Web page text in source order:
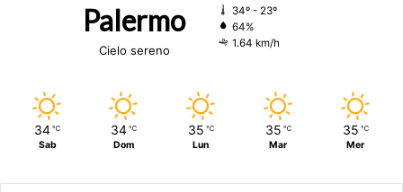
Palermo
Cielo sereno
34º - 23º
64%
1.64 km/h
34 ℃
Sab
34 ℃
Dom
35 ℃
Lun
35 ℃
Mar
35 ℃
Mer